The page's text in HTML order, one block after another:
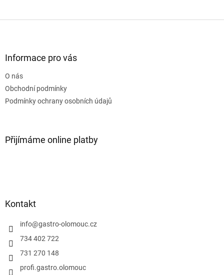
Informace pro vás
O nás
Obchodní podmínky
Podmínky ochrany osobních údajů
Přijímáme online platby
Kontakt
info@gastro-olomouc.cz
734 402 722
731 270 148
profi.gastro.olomouc